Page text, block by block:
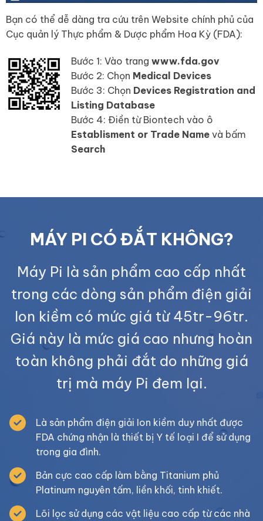
Bạn có thể dễ dàng tra cứu trên Website chính phủ của
Cục quản lý Thực phẩm & Dược phẩm Hoa Kỳ (FDA):
Bước 1: Vào trang www.fda.gov
Bước 2: Chọn Medical Devices
Bước 3: Chọn Devices Registration and
Listing Database
Bước 4: Điền từ Biontech vào ô
Establisment or Trade Namevà bấm
Search
MÁY PI CÓ ĐẮT KHÔNG?
Máy Pi là sản phẩm cao cấp nhất
trong các dòng sản phẩm điện giải
Ion kiềm có mức giá từ 45tr-96tr.
Giá này là mức giá cao nhưng hoàn
toàn không phải đắt do những giá
trị mà máy Pi đem lại.
Là sản phẩm điện giải Ion kiềm duy nhất được
FDA chứng nhận là thiết bị Y tế loại I để sử dụng
trong gia đình.
Bản cực cao cấp làm bằng Titanium phủ
Platinum nguyên tấm, liền khối, tinh khiết.
Lõi lọc sử dụng các vật liệu cao cấp từ các nhà